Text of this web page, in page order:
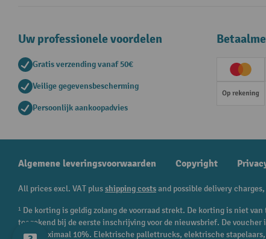
Uw professionele voordelen
Gratis verzending vanaf 50€
Veilige gegevensbescherming
Persoonlijk aankoopadvies
Op
Algemene leveringsvoorwaarden Copyright
All prices excl. VAT plusshipping costsand possible delivery
¹ De korting is geldig zolang de voorraad strekt. De korting is niet
toegekend bij de eerste inschrijving voor de nieuwsbrief. De
en is maximaal 10%. Elektrische pallettrucks, elektrische